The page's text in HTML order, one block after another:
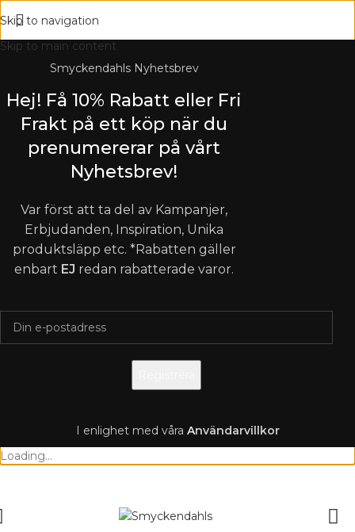
Smyckendahls Nyhetsbrev
Hej! Få 10% Rabatt eller Fri
Frakt på ett köp när du
prenumererar på vårt
Nyhetsbrev!
Var först att ta del av Kampanjer,
Erbjudanden, Inspiration, Unika
produktsläpp etc. *Rabatten gäller
enbart EJ redan rabatterade varor.
I enlighet med våra Användarvillkor
Loading...
Skip to navigation
Skip to main content